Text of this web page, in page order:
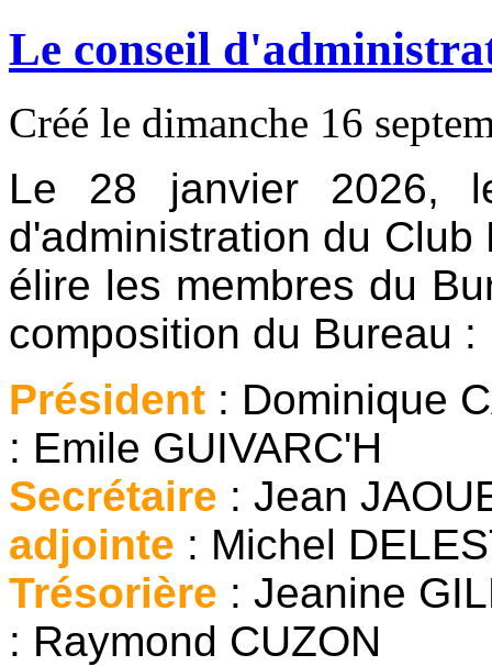
Le conseil
Créé le dimanche 16
Le 28 janvier 2026,
d'administration du
élire les membres du
composition du Bureau :
Président :
: Emile GUIVARC'H
Secrétaire : Jean
adjointe : Michel
Trésorière : Jeanine
: Raymond CUZON